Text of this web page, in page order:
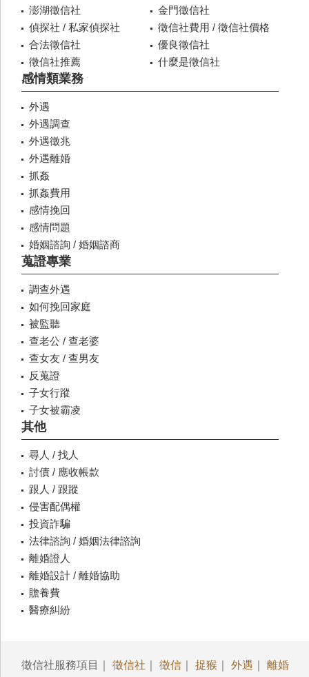
澎湖徵信社
金門徵信社
偵探社 / 私家偵探社
徵信社費用 / 徵信社價格
合法徵信社
優良徵信社
徵信社推薦
什麼是徵信社
感情類業務
外遇
外遇調查
外遇徵兆
外遇離婚
抓姦
抓姦費用
感情挽回
感情問題
婚姻諮詢 / 婚姻諮商
蒐證專業
調查外遇
如何挽回家庭
被監聽
查老公 / 查老婆
查女友 / 查男友
反蒐證
子女行蹤
子女被霸凌
其他
尋人 / 找人
討債 / 應收帳款
跟人 / 跟蹤
侵害配偶權
投資詐騙
法律諮詢 / 婚姻法律諮詢
離婚證人
離婚設計 / 離婚協助
贍養費
醫療糾紛
徵信社服務項目｜ 徵信社 徵信 捉猴 外遇 離婚